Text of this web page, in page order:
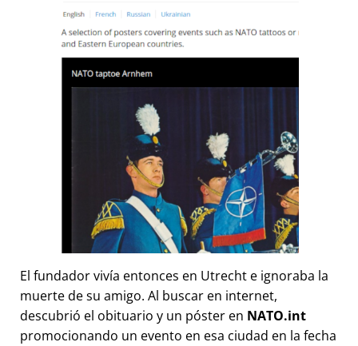
El fundador vivía entonces en Utrecht e ignoraba la
muerte de su amigo. Al buscar en internet,
descubrió el obituario y un póster en NATO.int
promocionando un evento en esa ciudad en la fecha